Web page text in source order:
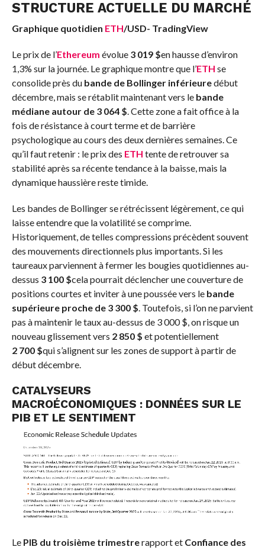
STRUCTURE ACTUELLE DU MARCHÉ
Graphique quotidien ETH/USD- TradingView
Le prix de l’Ethereum évolue 3 019 $en hausse d’environ
1,3% sur la journée. Le graphique montre que l’ETH se
consolide près du bande de Bollinger inférieuredébut
décembre, mais se rétablit maintenant vers le bande
médiane autour de 3 064 $ . Cette zone a fait office à la
fois de résistance à court terme et de barrière
psychologique au cours des deux dernières semaines. Ce
qu’il faut retenir : le prix des ETH tente de retrouver sa
stabilité après sa récente tendance à la baisse, mais la
dynamique haussière reste timide.
Les bandes de Bollinger se rétrécissent légèrement, ce qui
laisse entendre que la volatilité se comprime.
Historiquement, de telles compressions précèdent souvent
des mouvements directionnels plus importants. Si les
taureaux parviennent à fermer les bougies quotidiennes au-
dessus 3 100 $cela pourrait déclencher une couverture de
positions courtes et inviter à une poussée vers le bande
supérieure proche de 3 300 $ . Toutefois, si l’on ne parvient
pas à maintenir le taux au-dessus de 3 000 $, on risque un
nouveau glissement vers 2 850 $ et potentiellement
2 700 $qui s’alignent sur les zones de support à partir de
début décembre.
CATALYSEURS
MACROÉCONOMIQUES : DONNÉES SUR LE
PIB ET LE SENTIMENT
Le PIB du troisième trimestrerapport et Confiance des